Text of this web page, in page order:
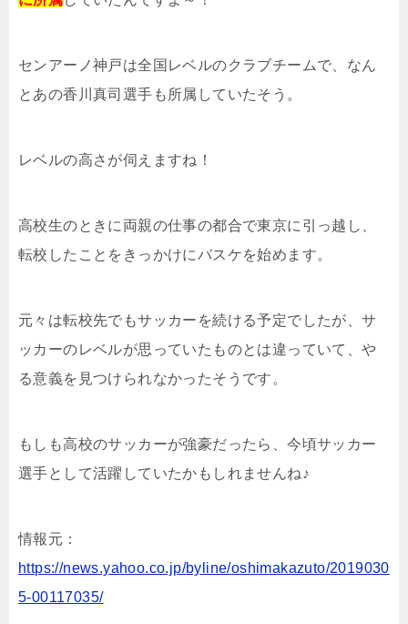
センアーノ神戸は全国レベルのクラブチームで、なん
とあの香川真司選手も所属していたそう。
レベルの高さが伺えますね！
高校生のときに両親の仕事の都合で東京に引っ越し、
転校したことをきっかけにバスケを始めます。
元々は転校先でもサッカーを続ける予定でしたが、サ
ッカーのレベルが思っていたものとは違っていて、や
る意義を見つけられなかったそうです。
もしも高校のサッカーが強豪だったら、今頃サッカー
選手として活躍していたかもしれませんね♪
情報元：
https://news.yahoo.co.jp/byline/oshimakazuto/2019030
5-00117035/